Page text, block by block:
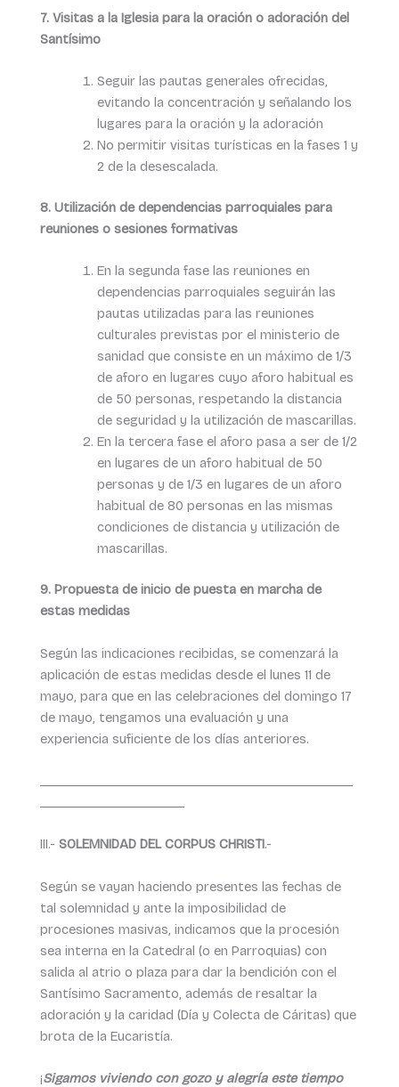
7. Visitas a la Iglesia para la oración o adoración del
Santísimo
Seguir las pautas generales ofrecidas,
evitando la concentración y señalando los
lugares para la oración y la adoración
No permitir visitas turísticas en la fases 1 y
2 de la desescalada.
8. Utilización de dependencias parroquiales para
reuniones o sesiones formativas
En la segunda fase las reuniones en
dependencias parroquiales seguirán las
pautas utilizadas para las reuniones
culturales previstas por el ministerio de
sanidad que consiste en un máximo de 1/3
de aforo en lugares cuyo aforo habitual es
de 50 personas, respetando la distancia
de seguridad y la utilización de mascarillas.
En la tercera fase el aforo pasa a ser de 1/2
en lugares de un aforo habitual de 50
personas y de 1/3 en lugares de un aforo
habitual de 80 personas en las mismas
condiciones de distancia y utilización de
mascarillas.
9. Propuesta de inicio de puesta en marcha de
estas medidas
Según las indicaciones recibidas, se comenzará la
aplicación de estas medidas desde el lunes 11 de
mayo, para que en las celebraciones del domingo 17
de mayo, tengamos una evaluación y una
experiencia suficiente de los días anteriores.
III.- SOLEMNIDAD DEL CORPUS CHRISTI.-
Según se vayan haciendo presentes las fechas de
tal solemnidad y ante la imposibilidad de
procesiones masivas, indicamos que la procesión
sea interna en la Catedral (o en Parroquias) con
salida al atrio o plaza para dar la bendición con el
Santísimo Sacramento, además de resaltar la
adoración y la caridad (Día y Colecta de Cáritas) que
brota de la Eucaristía.
¡Sigamos viviendo con gozo y alegría este tiempo